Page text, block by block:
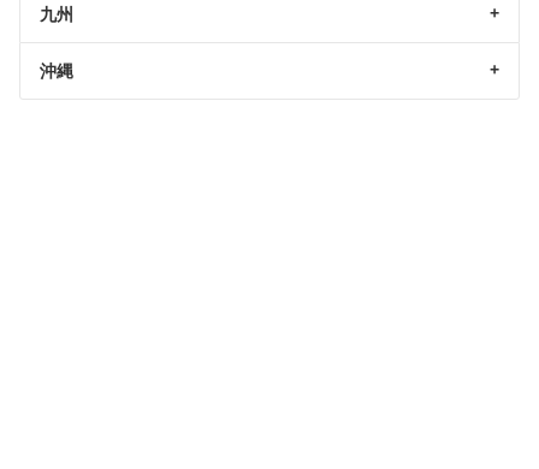
九州
沖縄